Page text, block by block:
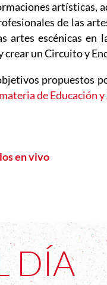
artísticas,
de las
artes escénicas
un Circuito y
propuestos
de Educación y
en vivo
DÍA